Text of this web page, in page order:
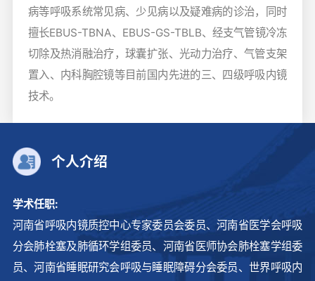
病等呼吸系统常见病、少见病以及疑难病的诊治，同时
擅长EBUS-TBNA、EBUS-GS-TBLB、经支气管镜冷冻
切除及热消融治疗，球囊扩张、光动力治疗、气管支架
置入、内科胸腔镜等目前国内先进的三、四级呼吸内镜
技术。
个人介绍
学术任职:
河南省呼吸内镜质控中心专家委员会委员、河南省医学会呼吸
分会肺栓塞及肺循环学组委员、河南省医师协会肺栓塞学组委
员、河南省睡眠研究会呼吸与睡眠障碍分会委员、世界呼吸内